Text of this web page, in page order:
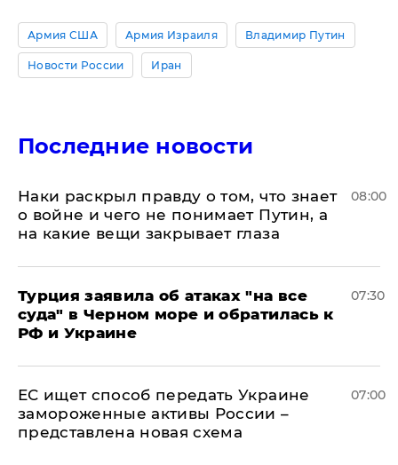
Армия США Армия Израиля Владимир Путин
Новости России Иран
Последние новости
Наки раскрыл правду о том, что знает
о войне и чего не понимает Путин, а
на какие вещи закрывает глаза
08:00
Турция заявила об атаках "на все
суда" в Черном море и обратилась к
РФ и Украине
07:30
ЕС ищет способ передать Украине
замороженные активы России –
представлена новая схема
07:00